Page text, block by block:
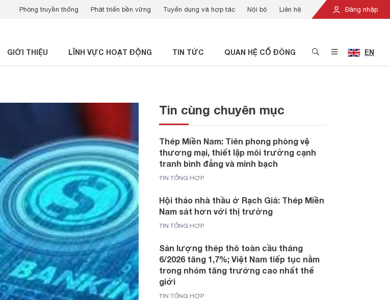
Đăng nhập
Phòng truyền thống Phát triển bền vững Tuyển dụng và hợp tác Nội bộ Liên hệ
GIỚI THIỆU LĨNH VỰC HOẠT ĐỘNG TIN TỨC QUAN HỆ CỔ ĐÔNG EN
Tin cùng chuyên mục
Thép Miền Nam: Tiên phong phòng vệ
thương mại, thiết lập môi trường cạnh
tranh bình đẳng và minh bạch
TIN TỔNG HỢP
Hội thảo nhà thầu ở Rạch Giá: Thép Miền
Nam sát hơn với thị trường
TIN TỔNG HỢP
Sản lượng thép thô toàn cầu tháng
6/2026 tăng 1,7%; Việt Nam tiếp tục nằm
trong nhóm tăng trưởng cao nhất thế
giới
TIN TỔNG HỢP